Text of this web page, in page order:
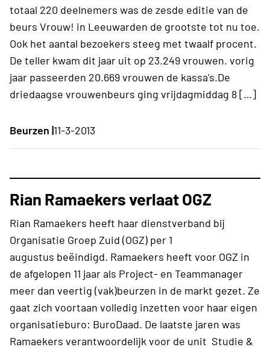
totaal 220 deelnemers was de zesde editie van de
beurs Vrouw! in Leeuwarden de grootste tot nu toe.
Ook het aantal bezoekers steeg met twaalf procent.
De teller kwam dit jaar uit op 23.249 vrouwen. vorig
jaar passeerden 20.669 vrouwen de kassa's.De
driedaagse vrouwenbeurs ging vrijdagmiddag 8 […]
Beurzen |11-3-2013
Rian Ramaekers verlaat OGZ
Rian Ramaekers heeft haar dienstverband bij
Organisatie Groep Zuid (OGZ) per 1
augustus beëindigd. Ramaekers heeft voor OGZ in
de afgelopen 11 jaar als Project- en Teammanager
meer dan veertig (vak)beurzen in de markt gezet. Ze
gaat zich voortaan volledig inzetten voor haar eigen
organisatieburo: BuroDaad. De laatste jaren was
Ramaekers verantwoordelijk voor de unit Studie &